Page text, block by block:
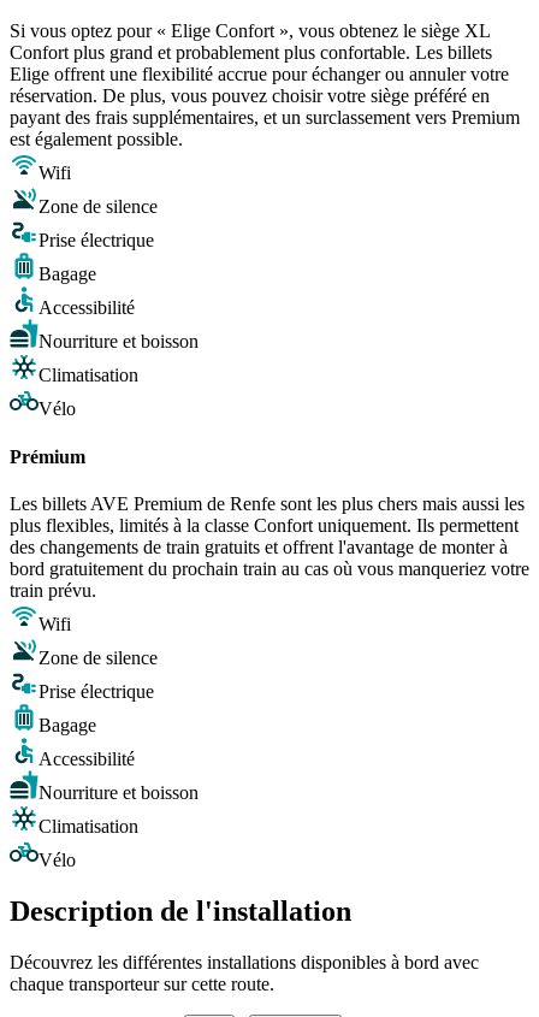
Si vous optez pour « Elige Confort », vous obtenez le siège XL
Confort plus grand et probablement plus confortable. Les billets
Elige offrent une flexibilité accrue pour échanger ou annuler votre
réservation. De plus, vous pouvez choisir votre siège préféré en
payant des frais supplémentaires, et un surclassement vers Premium
est également possible.
Wifi
Zone de silence
Prise électrique
Bagage
Accessibilité
Nourriture et boisson
Climatisation
Vélo
Prémium
Les billets AVE Premium de Renfe sont les plus chers mais aussi les
plus flexibles, limités à la classe Confort uniquement. Ils permettent
des changements de train gratuits et offrent l'avantage de monter à
bord gratuitement du prochain train au cas où vous manqueriez votre
train prévu.
Wifi
Zone de silence
Prise électrique
Bagage
Accessibilité
Nourriture et boisson
Climatisation
Vélo
Description de l'installation
Découvrez les différentes installations disponibles à bord avec
chaque transporteur sur cette route.